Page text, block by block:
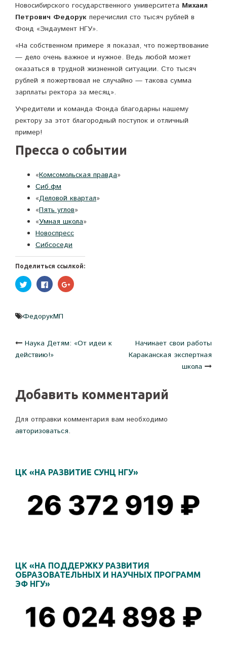
Новосибирского государственного университета Михаил
Петрович Федорук перечислил сто тысяч рублей в
Фонд «Эндаумент НГУ».
«На собственном примере я показал, что пожертвование
— дело очень важное и нужное. Ведь любой может
оказаться в трудной жизненной ситуации. Сто тысяч
рублей я пожертвовал не случайно — такова сумма
зарплаты ректора за месяц».
Учредители и команда Фонда благодарны нашему
ректору за этот благородный поступок и отличный
пример!
Пресса о событии
«Комсомольская правда»
Сиб.фм
«Деловой квартал»
«Пять углов»
«Умная школа»
Новоспресс
Сибсоседи
Поделиться ссылкой:
Нажмите,
чтобы
поделиться
(Открывается
в
Нажмите
здесь,
чтобы
на
Facebook.
окне)
Нажмите,
чтобы
ФедорукМП
Навигация
записям
Наука Детям: «От идеи к
действию!»
Начинает свои работы
Караканская экспертная
школа
Добавить комментарий
Для отправки комментария вам необходимо
авторизоваться.
ЦК «НА РАЗВИТИЕ СУНЦ НГУ»
ЦК «НА ПОДДЕРЖКУ РАЗВИТИЯ
ОБРАЗОВАТЕЛЬНЫХ И НАУЧНЫХ ПРОГРАММ
ЭФ НГУ»